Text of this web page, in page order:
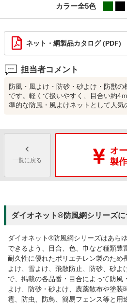
カラー全5色
ネット・網製品カタログ (PDF)
担当者コメント
防風・風よけ・防砂・砂よけ・防獣の
です。軽くて扱いやすく、目合い約4
準的な防風・風よけネットとして人気
一覧に戻る
オ
製
ダイオネット®防風網シリーズに
ダイオネット®防風網シリーズはあら
できるよう、目合、色、巾など種類豊
耐久性に優れたポリエチレン製のため
よけ、雪よけ、飛散防止、防砂、砂よ
で、掲載の各品番・目合によって防風
よけ、防砂・砂よけ、農薬散布や塗装
雹、防虫、防鳥、簡易フェンス等と用